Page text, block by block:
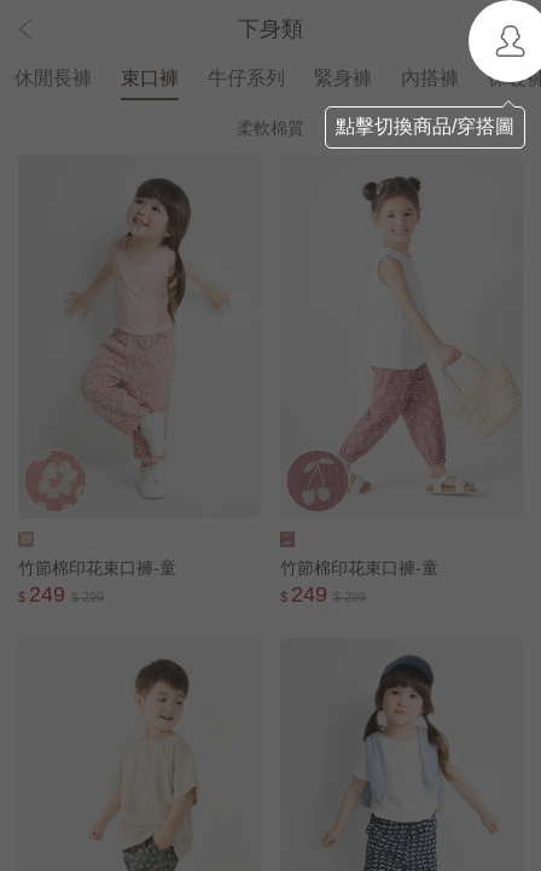
下身類
休閒長褲 束口褲 牛仔系列 緊身褲 內搭褲 保暖
柔軟棉質
竹節棉印花束口褲-童
$ 249 $ 299
竹節棉印花束口褲-童
$ 249 $ 299
點擊切換商品/穿搭圖